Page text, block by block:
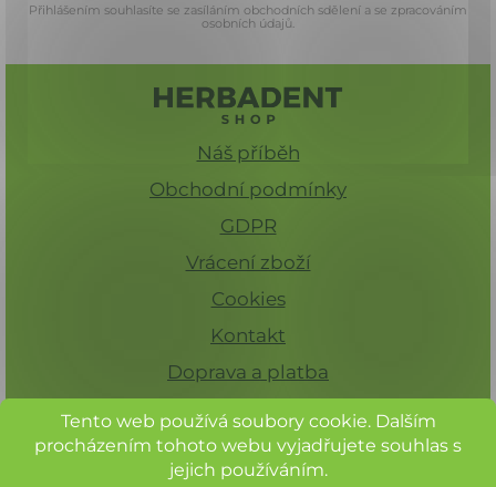
Tento web používá soubory cookie. Dalším
procházením tohoto webu vyjadřujete souhlas s
jejich používáním.
Přihlášením souhlasíte se zasíláním obchodních sdělení a se zpracováním
osobních údajů.
Náš příběh
Obchodní podmínky
GDPR
Vrácení zboží
Cookies
Kontakt
Doprava a platba